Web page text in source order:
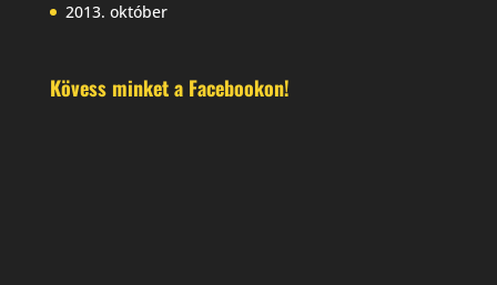
2013. október
Kövess minket a Facebookon!